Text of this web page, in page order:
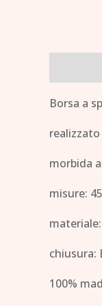
Borsa a
morbida
misure:
materiale:
chiusura:
100%